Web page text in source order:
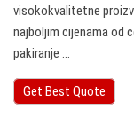
visokokvalitetne
najboljim cijenama od
pakiranje ...
Get Best Quote